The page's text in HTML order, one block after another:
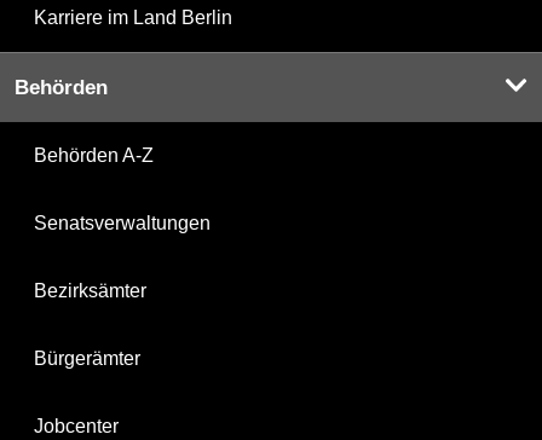
Karriere im Land Berlin
Behörden
Behörden A-Z
Senatsverwaltungen
Bezirksämter
Bürgerämter
Jobcenter